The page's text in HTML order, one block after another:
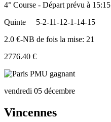
4° Course - Départ prévu à 15:15
Quinte
5-2-11-12-1-14-15
2.0 €-NB de fois la mise: 21
2776.40 €
vendredi 05 décembre
Vincennes